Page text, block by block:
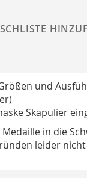
und
Skapulier
in die
leider